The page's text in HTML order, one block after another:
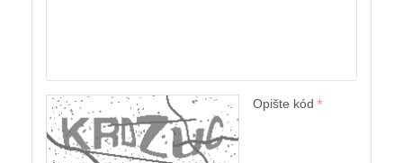
Opište kód *